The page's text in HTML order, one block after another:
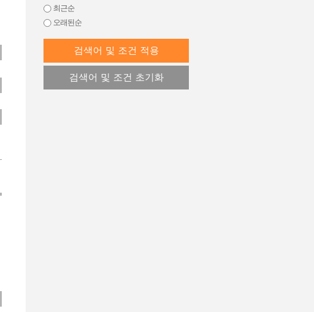
최근순
오래된순